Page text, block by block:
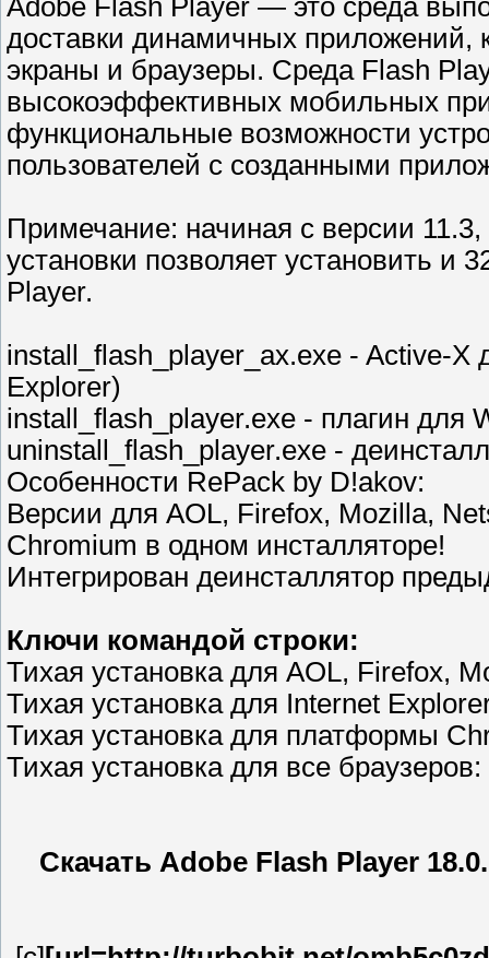
Adobe Flash Player — это среда
доставки динамичных приложений,
экраны и браузеры. Среда Flash
высокоэффективных мобильных
функциональные возможности
пользователей с созданными
Примечание: начиная с версии
установки позволяет установить и
Player.
install_flash_player_ax.exe - Active-X
Explorer)
install_flash_player.exe - плагин для
uninstall_flash_player.exe -
Особенности RePack by D!akov:
Версии для AOL, Firefox, Mozilla,
Chromium в одном инсталляторе!
Интегрирован деинсталлятор
Ключи командой строки:
Тихая установка для AOL, Firefox,
Тихая установка для Internet
Тихая установка для платформы
Тихая установка для все
Скачать Adobe Flash Player